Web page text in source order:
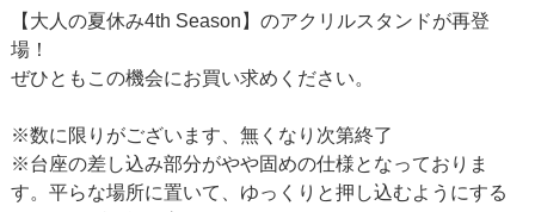
【大人の夏休み4th Season】のアクリルスタンドが再登
場！
ぜひともこの機会にお買い求めください。
※数に限りがございます、無くなり次第終了
※台座の差し込み部分がやや固めの仕様となっておりま
す。平らな場所に置いて、ゆっくりと押し込むようにする